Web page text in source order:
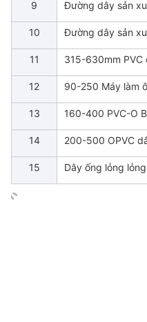
9 Đường dây sản
10 Đường dây sản
11 315-630mm PVC
12 90-250 Máy làm
13 160-400 PVC-O
14 200-500 OPVC
15 Dây ống lỏng